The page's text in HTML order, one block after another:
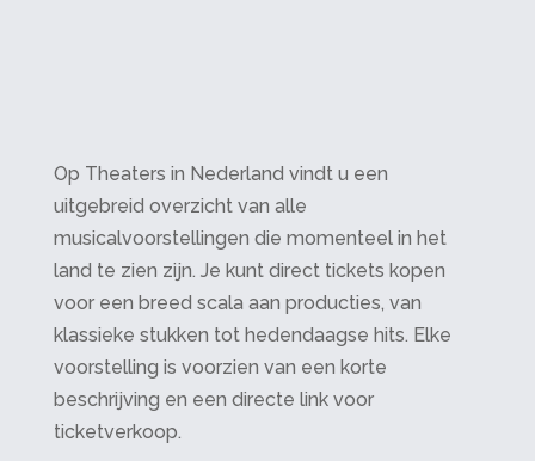
Op Theaters in Nederland vindt u een
uitgebreid overzicht van alle
musicalvoorstellingen die momenteel in het
land te zien zijn. Je kunt direct tickets kopen
voor een breed scala aan producties, van
klassieke stukken tot hedendaagse hits. Elke
voorstelling is voorzien van een korte
beschrijving en een directe link voor
ticketverkoop.